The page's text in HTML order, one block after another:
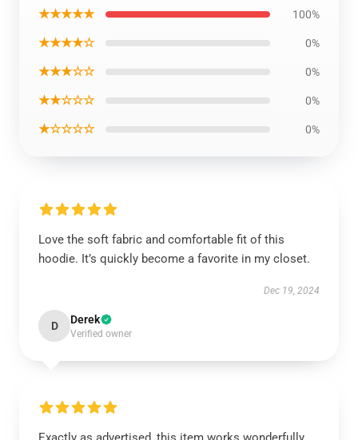
★★★★★ 100%
★★★★☆ 0%
★★★☆☆ 0%
★★☆☆☆ 0%
★☆☆☆☆ 0%
Love the soft fabric and comfortable fit of this
hoodie. It’s quickly become a favorite in my closet.
Dec 19, 2024
D Derek
Verified owner